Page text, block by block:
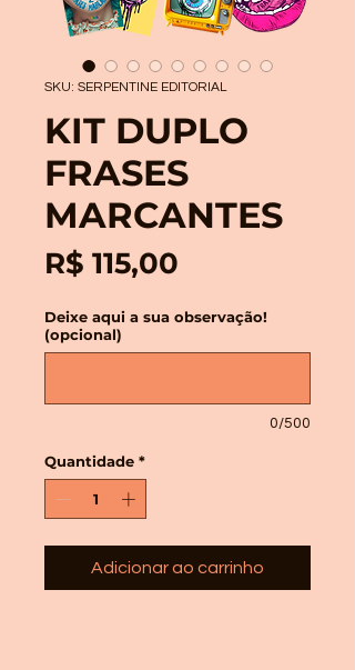
SKU: SERPENTINE EDITORIAL
KIT DUPLO
FRASES
MARCANTES
R$ 115,00
Deixe aqui a sua observação!
(opcional)
0/500
Quantidade *
Adicionar ao carrinho